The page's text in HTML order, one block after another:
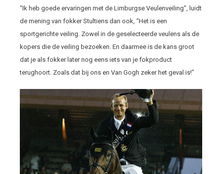
“Ik heb goede ervaringen met de Limburgse Veulenveiling”, luidt
de mening van fokker Stultiens dan ook, “Het is een
sportgerichte veiling. Zowel in de geselecteerde veulens als de
kopers die de veiling bezoeken. En daarmee is de kans groot
dat je als fokker later nog eens iets van je fokproduct
terughoort. Zoals dat bij ons en Van Gogh zeker het geval is!”